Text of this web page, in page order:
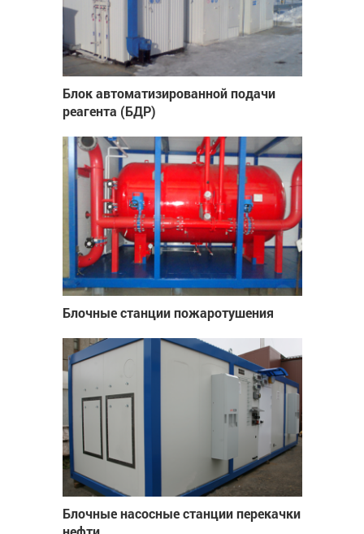
Блок автоматизированной подачи
реагента (БДР)
Блочные станции пожаротушения
Блочные насосные станции перекачки